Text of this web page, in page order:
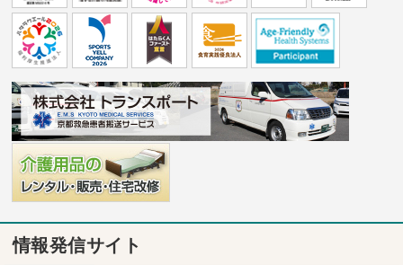
情報発信サイト